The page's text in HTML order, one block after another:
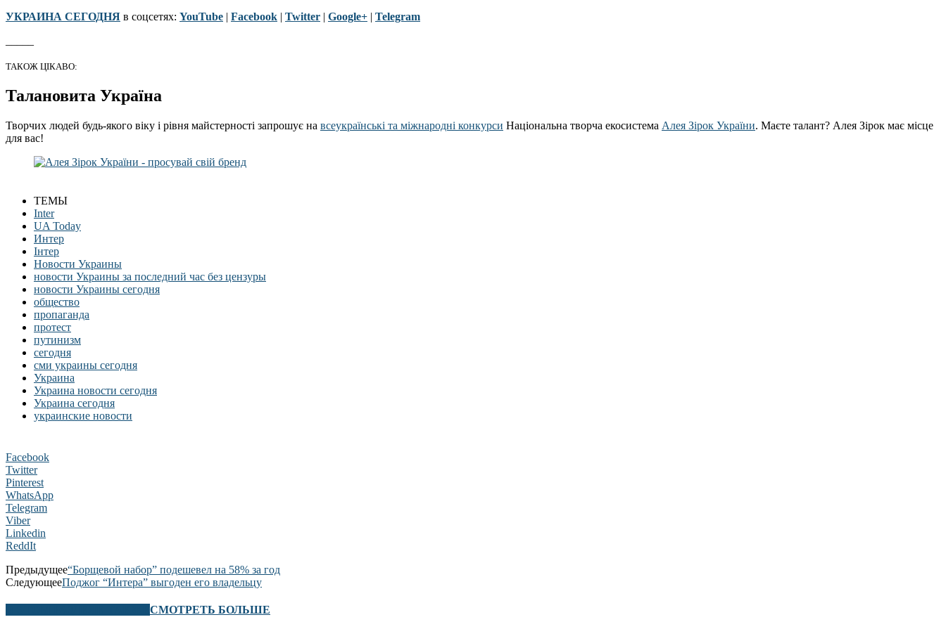
УКРАИНА СЕГОДНЯ в соцсетях: YouTube | Facebook | Twitter | Google+ | Telegram
ТАКОЖ ЦІКАВО:
Талановита Україна
Творчих людей будь-якого віку і рівня майстерності запрошує на всеукраїнські та міжнародні конкурси Національна творча екосистема Алея Зірок України. Маєте талант? Алея Зірок має місце
для вас!
ТЕМЫ
Inter
UA Today
Интер
Інтер
Новости Украины
новости Украины за последний час без цензуры
новости Украины сегодня
общество
пропаганда
протест
путинизм
сегодня
сми украины сегодня
Украина
Украина новости сегодня
Украина сегодня
украинские новости
Facebook
Twitter
Pinterest
WhatsApp
Telegram
Viber
Linkedin
ReddIt
Предыдущее“Борщевой набор” подешевел на 58% за год
СледующееПоджог “Интера” выгоден его владельцу
СМОТРЕТЬ БОЛЬШЕ